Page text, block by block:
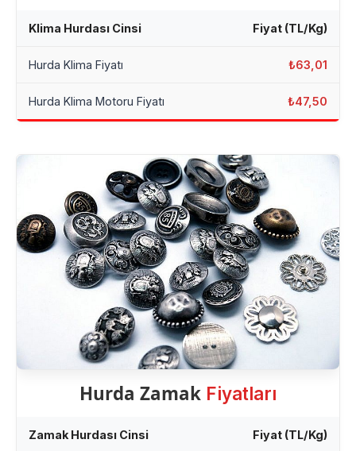
Klima Hurdası Cinsi Fiyat (TL/Kg)
Hurda Klima Fiyatı ₺63,01
Hurda Klima Motoru Fiyatı ₺47,50
Hurda Zamak Fiyatları
Zamak Hurdası Cinsi Fiyat (TL/Kg)